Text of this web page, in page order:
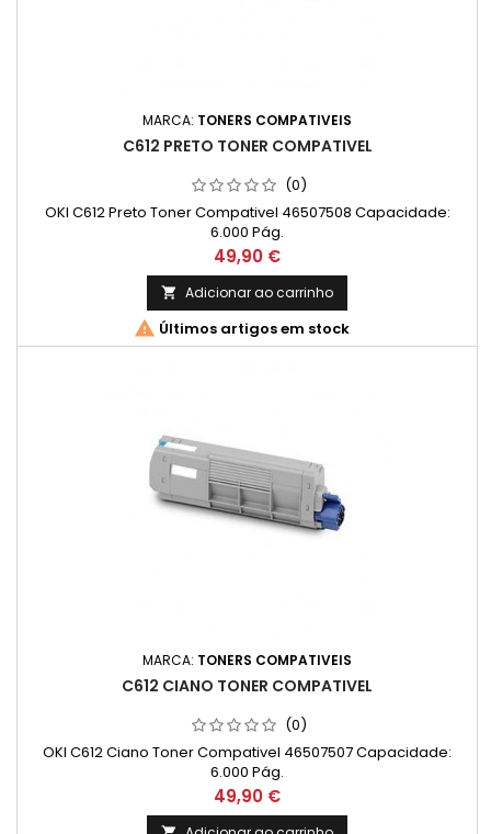
MARCA: TONERS COMPATIVEIS
C612 PRETO TONER COMPATIVEL
(0)
OKI C612 Preto Toner Compativel 46507508 Capacidade:
6.000 Pág.
Preço
49,90 €
 Adicionar ao carrinho
 Últimos artigos em stock
MARCA: TONERS COMPATIVEIS
C612 CIANO TONER COMPATIVEL
(0)
OKI C612 Ciano Toner Compativel 46507507 Capacidade:
6.000 Pág.
Preço
49,90 €